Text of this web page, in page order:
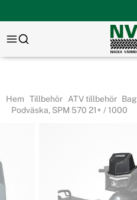
Hem Tillbehör ATV tillbehör
Podväska, SPM 570 21+ / 1000